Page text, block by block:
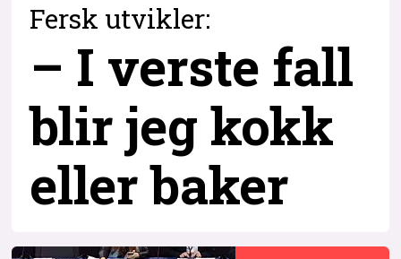
Fersk utvikler:
– I verste fall
blir jeg kokk
eller baker